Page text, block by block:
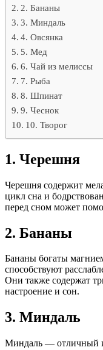
2. Бананы
3. Миндаль
4. Овсянка
5. Мед
6. Чай из мелиссы
7. Рыба
8. Шпинат
9. Чеснок
10. Творог
1. Черешня
Черешня содержит
цикл сна и
перед сном может
2. Бананы
Бананы богаты
способствуют
Они также содержат
настроение и сон.
3. Миндаль
Миндаль — отличный